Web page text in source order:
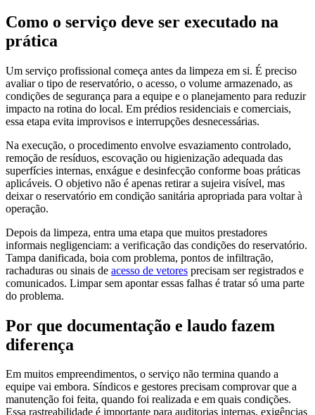
Como o serviço deve ser executado na
prática
Um serviço profissional começa antes da limpeza em si. É preciso
avaliar o tipo de reservatório, o acesso, o volume armazenado, as
condições de segurança para a equipe e o planejamento para reduzir
impacto na rotina do local. Em prédios residenciais e comerciais,
essa etapa evita improvisos e interrupções desnecessárias.
Na execução, o procedimento envolve esvaziamento controlado,
remoção de resíduos, escovação ou higienização adequada das
superfícies internas, enxágue e desinfecção conforme boas práticas
aplicáveis. O objetivo não é apenas retirar a sujeira visível, mas
deixar o reservatório em condição sanitária apropriada para voltar à
operação.
Depois da limpeza, entra uma etapa que muitos prestadores
informais negligenciam: a verificação das condições do reservatório.
Tampa danificada, boia com problema, pontos de infiltração,
rachaduras ou sinais de acesso de vetores precisam ser registrados e
comunicados. Limpar sem apontar essas falhas é tratar só uma parte
do problema.
Por que documentação e laudo fazem
diferença
Em muitos empreendimentos, o serviço não termina quando a
equipe vai embora. Síndicos e gestores precisam comprovar que a
manutenção foi feita, quando foi realizada e em quais condições.
Essa rastreabilidade é importante para auditorias internas, exigências